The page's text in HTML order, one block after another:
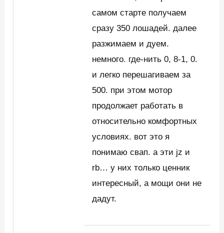
самом старте получаем
сразу 350 лошадей. далее
разжимаем и дуем.
немного. где-нить 0, 8-1, 0.
и легко перешагиваем за
500. при этом мотор
продолжает работать в
относительно комфортных
условиях. вот это я
понимаю свап. а эти jz и
rb… у них только ценник
интересный, а мощи они не
дадут.